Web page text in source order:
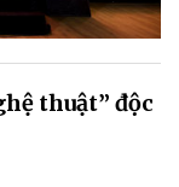
thuật” độc